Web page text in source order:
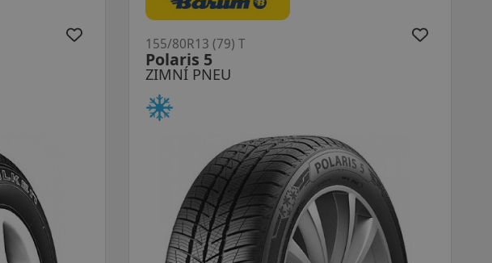
ZIMNÍ PNEU
HS435
155/80R13 (79) T